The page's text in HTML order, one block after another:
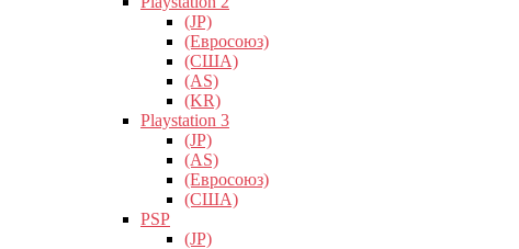
(JP)
(Евросоюз)
(США)
(AS)
(KR)
Playstation 3
(JP)
(AS)
(Евросоюз)
(США)
PSP
(JP)